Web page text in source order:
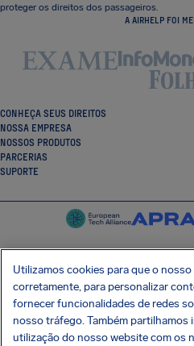
proteger os direitos dos passageiros.
A AIRHELP FOI
CONHEÇA SEUS DIREITOS
NOSSA EMPRESA
NOSSOS PRODUTOS
PARCERIAS
SUPORTE
BAIXE GRÁTIS
Utilizamos cookies para que o
corretamente, para personalizar
fornecer funcionalidades de redes
nosso tráfego. Também partilhamos
utilização do nosso website com os